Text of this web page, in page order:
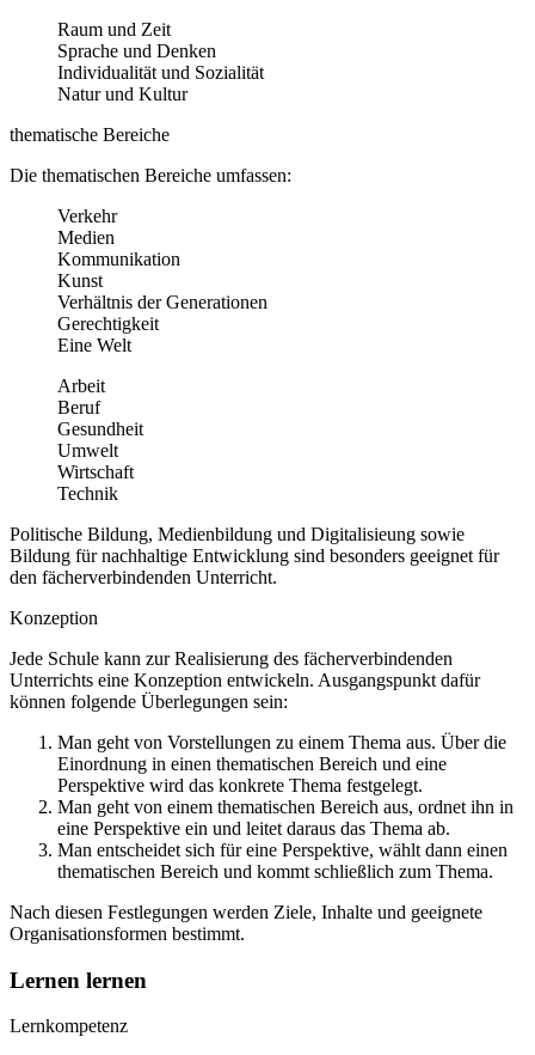
Raum und Zeit
Sprache und Denken
Individualität und Sozialität
Natur und Kultur
thematische Bereiche
Die thematischen Bereiche umfassen:
Verkehr
Medien
Kommunikation
Kunst
Verhältnis der Generationen
Gerechtigkeit
Eine Welt
Arbeit
Beruf
Gesundheit
Umwelt
Wirtschaft
Technik
Politische Bildung, Medienbildung und Digitalisieung sowie
Bildung für nachhaltige Entwicklung sind besonders geeignet für
den fächerverbindenden Unterricht.
Konzeption
Jede Schule kann zur Realisierung des fächerverbindenden
Unterrichts eine Konzeption entwickeln. Ausgangspunkt dafür
können folgende Überlegungen sein:
Man geht von Vorstellungen zu einem Thema aus. Über die
Einordnung in einen thematischen Bereich und eine
Perspektive wird das konkrete Thema festgelegt.
Man geht von einem thematischen Bereich aus, ordnet ihn in
eine Perspektive ein und leitet daraus das Thema ab.
Man entscheidet sich für eine Perspektive, wählt dann einen
thematischen Bereich und kommt schließlich zum Thema.
Nach diesen Festlegungen werden Ziele, Inhalte und geeignete
Organisationsformen bestimmt.
Lernen lernen
Lernkompetenz